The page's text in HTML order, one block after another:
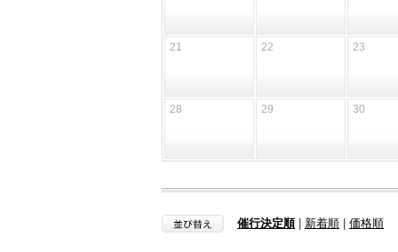
21 22 23
28 29 30
催行決定順| 新着順 価格順